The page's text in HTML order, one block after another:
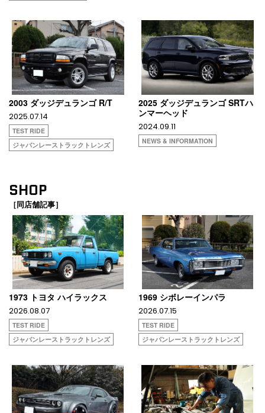
2003 ダッジデュランゴ R/T
2025.07.14
TEST RIDE
ジャパンレーストラックトレンズ
2025 ダッジデュランゴ SRTハ
ンマーヘッド
2024.09.11
NEWS & INFORMATION
SHOP
［同店舗記事］
1973 トヨタ ハイラックス
2026.08.07
TEST RIDE
ジャパンレーストラックトレンズ
1969 シボレーインパラ
2026.07.15
TEST RIDE
ジャパンレーストラックトレンズ